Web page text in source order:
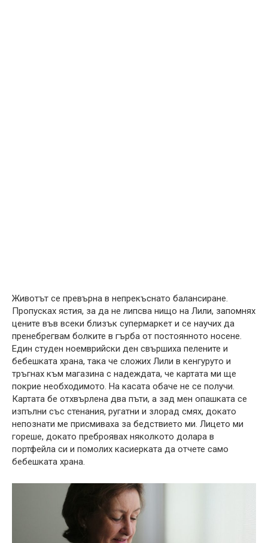
Животът се превърна в непрекъснато балансиране.
Пропусках ястия, за да не липсва нищо на Лили, запомнях
цените във всеки близък супермаркет и се научих да
пренебрегвам болките в гърба от постоянното носене.
Един студен ноемврийски ден свършиха пелените и
бебешката храна, така че сложих Лили в кенгуруто и
тръгнах към магазина с надеждата, че картата ми ще
покрие необходимото. На касата обаче не се получи.
Картата бе отхвърлена два пъти, а зад мен опашката се
изпълни със стенания, ругатни и злорад смях, докато
непознати ме присмиваха за бедствието ми. Лицето ми
гореше, докато преброявах няколкото долара в
портфейла си и помолих касиерката да отчете само
бебешката храна.